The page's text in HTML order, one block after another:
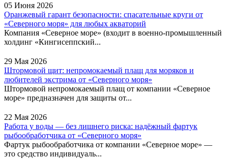
05 Июня 2026
Оранжевый гарант безопасности: спасательные круги от
«Северного моря» для любых акваторий
Компания «Северное море» (входит в военно-промышленный
холдинг «Кингисеппский...
29 Мая 2026
Штормовой щит: непромокаемый плащ для моряков и
любителей экстрима от «Северного моря»
Штормовой непромокаемый плащ от компании «Северное
море» предназначен для защиты от...
22 Мая 2026
Работа у воды — без лишнего риска: надёжный фартук
рыбообработчика от «Северного моря»
Фартук рыбообработчика от компании «Северное море» —
это средство индивидуаль...